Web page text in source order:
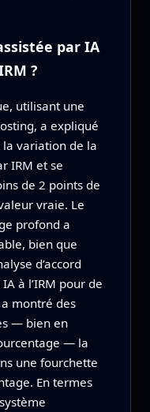
par IA
?
utilisant une
a expliqué
variation de la
IRM et se
de 2 points de
vraie. Le
profond a
bien que
d’accord
à l’IRM pour de
montré des
— bien en
— la
une fourchette
En termes